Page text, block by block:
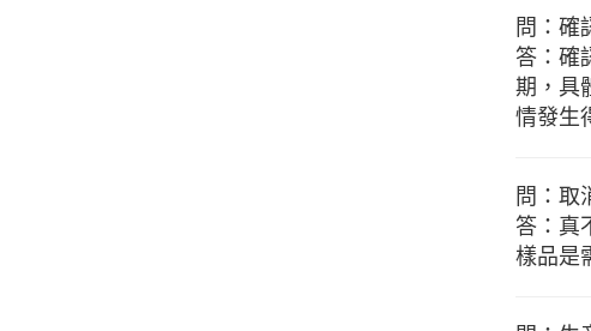
問：確
答：確
期，具
情發生
問：取
答：真
樣品是